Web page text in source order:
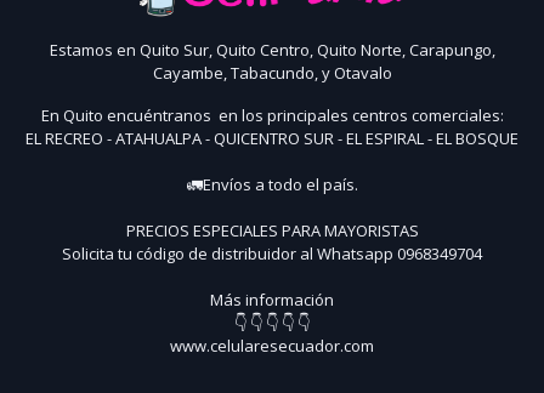
Estamos en Quito Sur, Quito Centro, Quito Norte, Carapungo,
Cayambe, Tabacundo, y Otavalo
En Quito encuéntranos en los principales centros comerciales:
EL RECREO - ATAHUALPA - QUICENTRO SUR - EL ESPIRAL - EL BOSQUE
🚛Envíos a todo el país.
PRECIOS ESPECIALES PARA MAYORISTAS
Solicita tu código de distribuidor al Whatsapp 0968349704
Más información
👇 👇 👇 👇 👇
www.celularesecuador.com